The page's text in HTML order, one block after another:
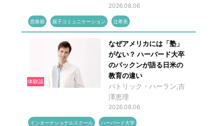
2026.08.06
思春期 親子コミュニケーション 辻希美
体験談
なぜアメリカには「塾」
がない？ ハーバード大卒
のパックンが語る日米の
教育の違い
パトリック・ハーラン,吉
澤恵理
2026.08.06
インターナショナルスクール ハーバード大学